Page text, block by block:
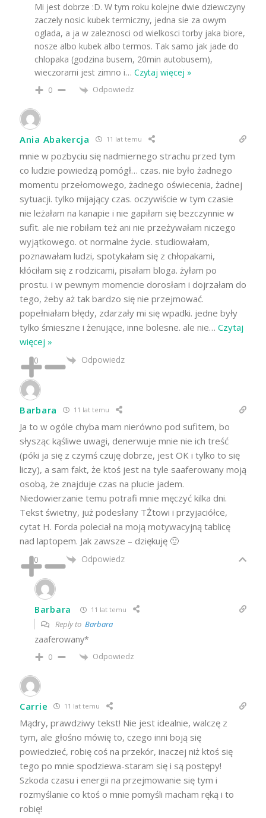
Mi jest dobrze :D. W tym roku kolejne dwie dziewczyny
zaczely nosic kubek termiczny, jedna sie za owym
oglada, a ja w zaleznosci od wielkosci torby jaka biore,
nosze albo kubek albo termos. Tak samo jak jade do
chlopaka (godzina busem, 20min autobusem),
wieczorami jest zimno i… Czytaj więcej »
0 Odpowiedz
Ania Abakercja 11 lat temu
mnie w pozbyciu się nadmiernego strachu przed tym
co ludzie powiedzą pomógł… czas. nie było żadnego
momentu przełomowego, żadnego oświecenia, żadnej
sytuacji. tylko mijający czas. oczywiście w tym czasie
nie leżałam na kanapie i nie gapiłam się bezczynnie w
sufit. ale nie robiłam też ani nie przeżywałam niczego
wyjątkowego. ot normalne życie. studiowałam,
poznawałam ludzi, spotykałam się z chłopakami,
kłóciłam się z rodzicami, pisałam bloga. żyłam po
prostu. i w pewnym momencie dorosłam i dojrzałam do
tego, żeby aż tak bardzo się nie przejmować.
popełniałam błędy, zdarzały mi się wpadki. jedne były
tylko śmieszne i żenujące, inne bolesne. ale nie… Czytaj
więcej »
0 Odpowiedz
Barbara 11 lat temu
Ja to w ogóle chyba mam nierówno pod sufitem, bo
słysząc kąśliwe uwagi, denerwuje mnie nie ich treść
(póki ja się z czymś czuję dobrze, jest OK i tylko to się
liczy), a sam fakt, że ktoś jest na tyle saaferowany moją
osobą, że znajduje czas na plucie jadem.
Niedowierzanie temu potrafi mnie męczyć kilka dni.
Tekst świetny, już podesłany TŻtowi i przyjaciółce,
cytat H. Forda poleciał na moją motywacyjną tablicę
nad laptopem. Jak zawsze – dziękuję 🙂
0 Odpowiedz
Barbara 11 lat temu
Reply to Barbara
zaaferowany*
0 Odpowiedz
Carrie 11 lat temu
Mądry, prawdziwy tekst! Nie jest idealnie, walczę z
tym, ale głośno mówię to, czego inni boją się
powiedzieć, robię coś na przekór, inaczej niż ktoś się
tego po mnie spodziewa-staram się i są postępy!
Szkoda czasu i energii na przejmowanie się tym i
rozmyślanie co ktoś o mnie pomyśli macham ręką i to
robię!